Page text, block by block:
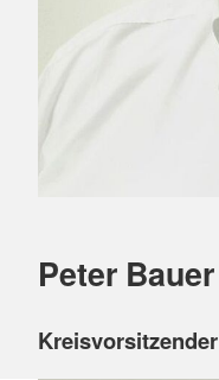
Peter Bauer
Kreisvorsitzender